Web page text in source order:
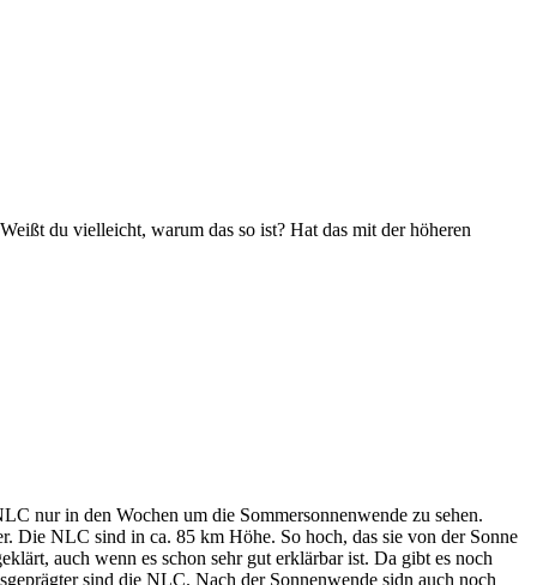
du vielleicht, warum das so ist? Hat das mit der höheren
nur in den Wochen um die Sommersonnenwende zu sehen.
Die NLC sind in ca. 85 km Höhe. So hoch, das sie von der Sonne
auch wenn es schon sehr gut erklärbar ist. Da gibt es noch
sind die NLC. Nach der Sonnenwende sidn auch noch